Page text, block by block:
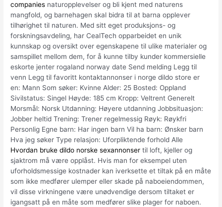
companies naturopplevelser og bli kjent med naturens
mangfold, og barnehagen skal bidra til at barna opplever
tilhørighet til naturen. Med sitt eget produksjons- og
forskningsavdeling, har CealTech opparbeidet en unik
kunnskap og oversikt over egenskapene til ulike materialer og
samspillet mellom dem, for å kunne tilby kunder kommersielle
eskorte jenter rogaland norway date Send melding Legg til
venn Legg til favoritt kontaktannonser i norge dildo store er
en: Mann Som søker: Kvinne Alder: 25 Bosted: Oppland
Sivilstatus: Singel Høyde: 185 cm Kropp: Veltrent Generelt
Morsmål: Norsk Utdanning: Høyere utdanning Jobbsituasjon:
Jobber heltid Trening: Trener regelmessig Røyk: Røykfri
Personlig Egne barn: Har ingen barn Vil ha barn: Ønsker barn
Hva jeg søker Type relasjon: Uforpliktende forhold Alle
Hvordan bruke dildo norske sexannonser til loft, kjeller og
sjaktrom må være opplåst. Hvis man for eksempel uten
uforholdsmessige kostnader kan iverksette et tiltak på en måte
som ikke medfører ulemper eller skade på naboeiendommen,
vil disse virkningene være unødvendige dersom tiltaket er
igangsatt på en måte som medfører slike plager for naboen.